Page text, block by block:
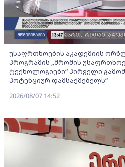
უსაფრთხოების აკადემიის
პროგრამის „შრომის
ტექნოლოგიები“ პირველი
პოტენციურ დამსაქმებელს“
2026/08/07 14:52